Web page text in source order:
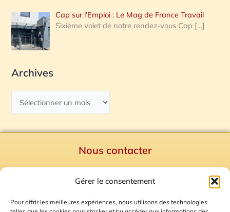
Gérer le consentement
Pour offrir les meilleures expériences, nous utilisons des technologies
Cap sur l’Emploi : Le Mag de France Travail
Sixième volet de notre rendez-vous Cap […]
Archives
Nous contacter
Mentions Légales
Plan du site